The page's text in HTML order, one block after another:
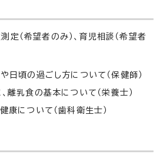
定（希望者のみ）、育児相談（希望者
日頃の過ごし方について（保健師）
離乳食の基本について（栄養士）
康について（歯科衛生士）